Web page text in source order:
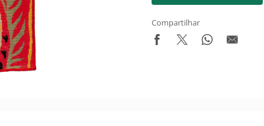
Compartilhar